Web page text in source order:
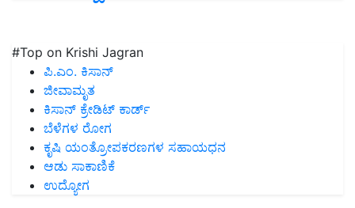
#Top on Krishi Jagran
ಪಿ.ಎಂ. ಕಿಸಾನ್
ಜೀವಾಮೃತ
ಕಿಸಾನ್ ಕ್ರೇಡಿಟ್ ಕಾರ್ಡ್
ಬೆಳೆಗಳ ರೋಗ
ಕೃಷಿ ಯಂತ್ರೋಪಕರಣಗಳ ಸಹಾಯಧನ
ಆಡು ಸಾಕಾಣಿಕೆ
ಉದ್ಯೋಗ